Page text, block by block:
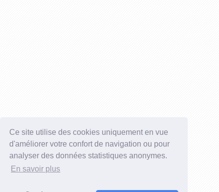
Ce site utilise des cookies uniquement en vue
d'améliorer votre confort de navigation ou pour
analyser des données statistiques anonymes.
En savoir plus